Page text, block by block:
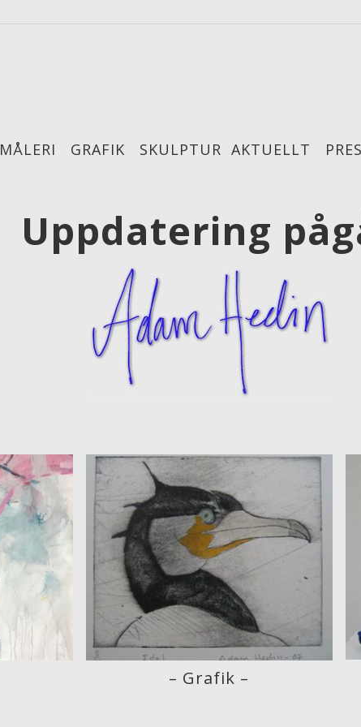
MÅLERI GRAFIK SKULPTUR AKTUELLT
Uppdatering
– Grafik –